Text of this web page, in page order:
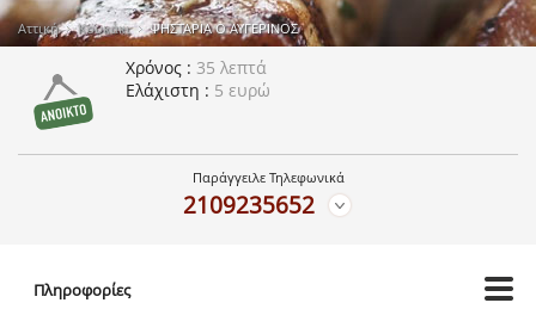
Αττική Κουκάκι ΨΗΣΤΑΡΙΑ Ο ΑΥΓΕΡΙΝΟΣ
Χρόνος
35 λεπτά
Ελάχιστη
5 ευρώ
Παράγγειλε Τηλεφωνικά
2109235652
Πληροφορίες